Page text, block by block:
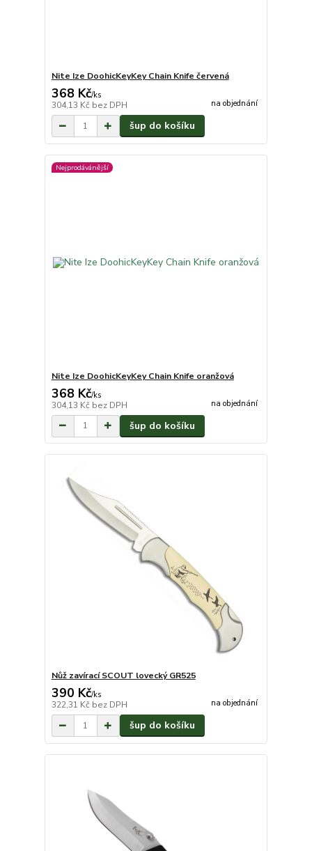
Nite Ize DoohicKeyKey Chain Knife červená
368 Kč/ks
304,13 Kč bez DPH na objednání
šup do košíku
Nejprodávánější
Nite Ize DoohicKeyKey Chain Knife oranžová
368 Kč/ks
304,13 Kč bez DPH na objednání
šup do košíku
Nůž zavírací SCOUT lovecký GR525
390 Kč/ks
322,31 Kč bez DPH na objednání
šup do košíku